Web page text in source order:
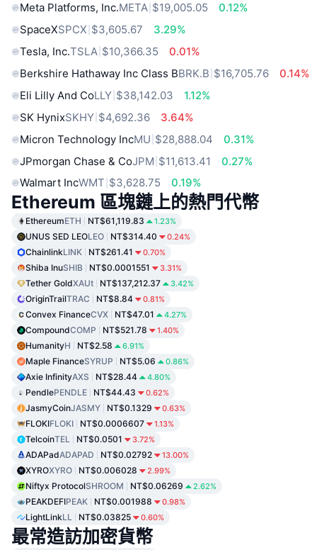
Meta Platforms, Inc.META $19,005.05
0.12%
SpaceXSPCX $3,605.67
3.29%
Tesla, Inc.TSLA $10,366.35
0.01%
Berkshire Hathaway Inc Class BBRK.B $16,705.76
0.14%
Eli Lilly And CoLLY $38,142.03
1.12%
SK HynixSKHY $4,692.36
3.64%
Micron Technology IncMU $28,888.04
0.31%
JPmorgan Chase & CoJPM $11,613.41
0.27%
Walmart IncWMT $3,628.75 0.19%
Ethereum 區塊鏈上的熱門代幣
EthereumETH NT$61,119.83 1.23%
UNUS SED LEOLEO NT$314.40 0.24%
ChainlinkLINK NT$261.41 0.70%
Shiba InuSHIB NT$0.0001551 3.31%
Tether GoldXAUt NT$137,212.37 3.42%
OriginTrailTRAC NT$8.84 0.81%
Convex FinanceCVX NT$47.01 4.27%
CompoundCOMP NT$521.78 1.40%
HumanityH NT$2.58 6.91%
Maple FinanceSYRUP NT$5.06 0.86%
Axie InfinityAXS NT$28.44 4.80%
PendlePENDLE NT$44.43 0.62%
JasmyCoinJASMY NT$0.1329 0.63%
FLOKIFLOKI NT$0.0006607 1.13%
TelcoinTEL NT$0.0501 3.72%
ADAPadADAPAD NT$0.02792 13.00%
XYROXYRO NT$0.006028 2.99%
Niftyx ProtocolSHROOM NT$0.06269 2.62%
PEAKDEFIPEAK NT$0.001988 0.98%
LightLinkLL NT$0.03825 0.60%
最常造訪加密貨幣